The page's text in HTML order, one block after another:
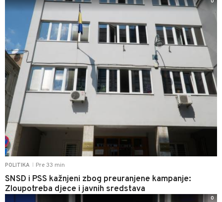
POLITIKA Pre 33 min
SNSD i PSS kažnjeni zbog preuranjene kampanje:
Zloupotreba djece i javnih sredstava
0